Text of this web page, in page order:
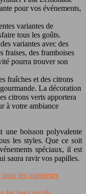
pour vos événements,
variantes de
tous les goûts.
variantes avec des
fraises, des framboises
pourra trouver son
fraîches et des citrons
La décoration
citrons verts apportera
à votre ambiance
boisson polyvalente
les styles. Que ce soit
spéciaux, il est
saura ravir vos papilles.
les vapoteurs